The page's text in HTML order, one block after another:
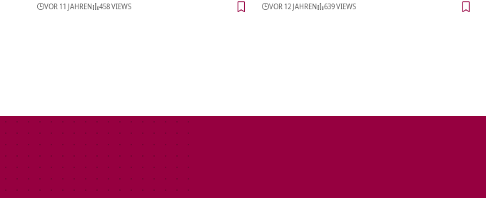
VOR 11 JAHREN 458 VIEWS VOR 12 JAHREN 639 VIEWS